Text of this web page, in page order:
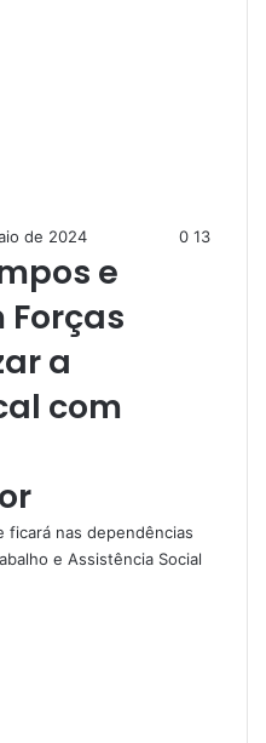
de 2024 0 13
e
Forças
a
com
ficará nas dependências
e Assistência Social